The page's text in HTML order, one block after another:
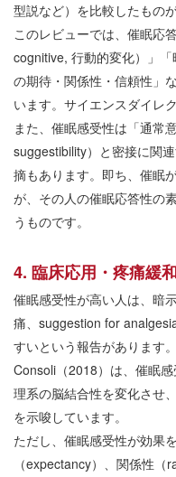
型説など）を比較したもの
このレビューでは、催眠応
cognitive, 行動的変化）」
の期待・関係性・信頼性」
います。 サイエンスダイレ
また、催眠感受性は「通常
suggestibility）と密接に関
摘もあります。即ち、催眠
が、その人の催眠応答性の
うものです。
4. 臨床応用・疼痛緩
催眠感受性が高い人は、暗
痛、 suggestion for
すいという報告があります。
Consoli （2018）は、催眠
理系の脳結合性を変化させ
を示唆しています。
ただし、催眠感受性が効果
（expectancy）、関係性（